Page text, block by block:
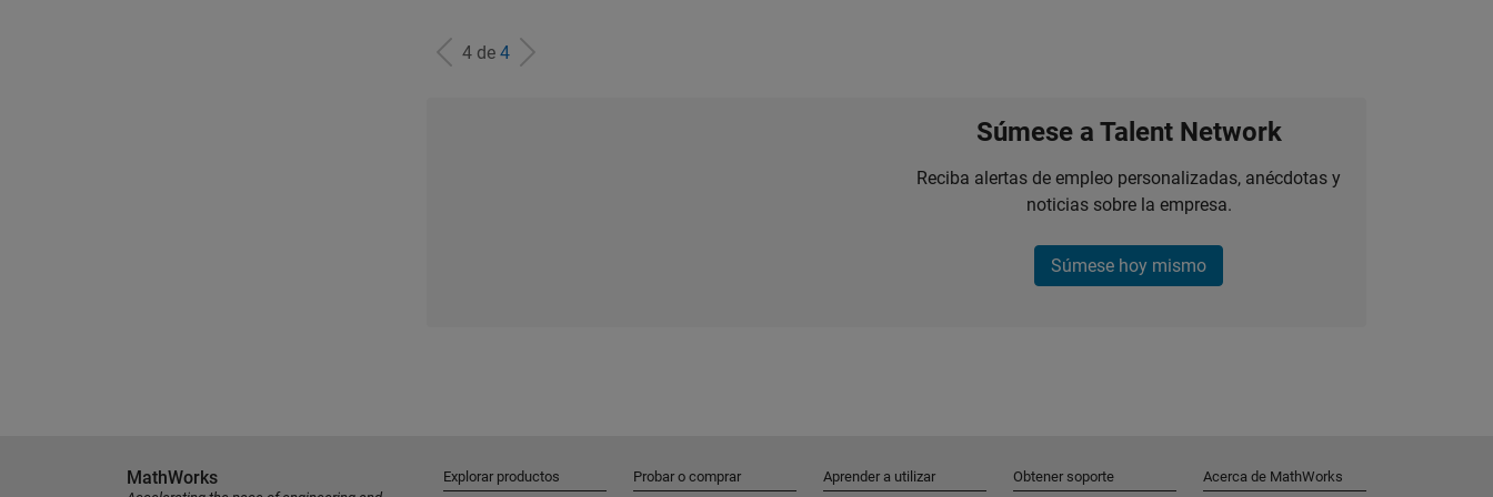
4 de 4
Súmese a Talent Network
Reciba alertas de empleo personalizadas, anécdotas y
noticias sobre la empresa.
Súmese hoy mismo
MathWorks Explorar productos Probar o comprar Aprender a utilizar Obtener soporte Acerca de MathWorks